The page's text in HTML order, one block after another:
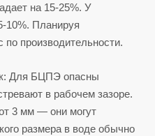
на 15-25%. У
10%. Планируя
по производительности.
Для БЦПЭ опасны
в рабочем зазоре.
3 мм — они могут
размера в воде обычно